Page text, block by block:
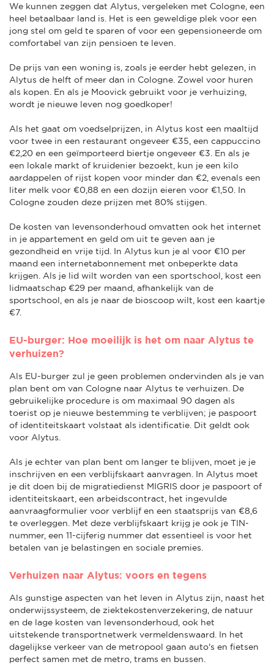
We kunnen zeggen dat Alytus, vergeleken met Cologne, een
heel betaalbaar land is. Het is een geweldige plek voor een
jong stel om geld te sparen of voor een gepensioneerde om
comfortabel van zijn pensioen te leven.
De prijs van een woning is, zoals je eerder hebt gelezen, in
Alytus de helft of meer dan in Cologne. Zowel voor huren
als kopen. En als je Moovick gebruikt voor je verhuizing,
wordt je nieuwe leven nog goedkoper!
Als het gaat om voedselprijzen, in Alytus kost een maaltijd
voor twee in een restaurant ongeveer €35, een cappuccino
€2,20 en een geïmporteerd biertje ongeveer €3. En als je
een lokale markt of kruidenier bezoekt, kun je een kilo
aardappelen of rijst kopen voor minder dan €2, evenals een
liter melk voor €0,88 en een dozijn eieren voor €1,50. In
Cologne zouden deze prijzen met 80% stijgen.
De kosten van levensonderhoud omvatten ook het internet
in je appartement en geld om uit te geven aan je
gezondheid en vrije tijd. In Alytus kun je al voor €10 per
maand een internetabonnement met onbeperkte data
krijgen. Als je lid wilt worden van een sportschool, kost een
lidmaatschap €29 per maand, afhankelijk van de
sportschool, en als je naar de bioscoop wilt, kost een kaartje
€7.
EU-burger: Hoe moeilijk is het om naar Alytus te
verhuizen?
Als EU-burger zul je geen problemen ondervinden als je van
plan bent om van Cologne naar Alytus te verhuizen. De
gebruikelijke procedure is om maximaal 90 dagen als
toerist op je nieuwe bestemming te verblijven; je paspoort
of identiteitskaart volstaat als identificatie. Dit geldt ook
voor Alytus.
Als je echter van plan bent om langer te blijven, moet je je
inschrijven en een verblijfskaart aanvragen. In Alytus moet
je dit doen bij de migratiedienst MIGRIS door je paspoort of
identiteitskaart, een arbeidscontract, het ingevulde
aanvraagformulier voor verblijf en een staatsprijs van €8,6
te overleggen. Met deze verblijfskaart krijg je ook je TIN-
nummer, een 11-cijferig nummer dat essentieel is voor het
betalen van je belastingen en sociale premies.
Verhuizen naar Alytus: voors en tegens
Als gunstige aspecten van het leven in Alytus zijn, naast het
onderwijssysteem, de ziektekostenverzekering, de natuur
en de lage kosten van levensonderhoud, ook het
uitstekende transportnetwerk vermeldenswaard. In het
dagelijkse verkeer van de metropool gaan auto's en fietsen
perfect samen met de metro, trams en bussen.